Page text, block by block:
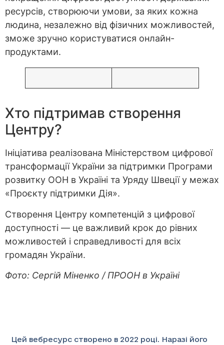
ресурсів, створюючи умови, за яких кожна
людина, незалежно від фізичних можливостей,
зможе зручно користуватися онлайн-
продуктами.
Хто підтримав створення
Центру?
Ініціатива реалізована Міністерством цифрової
трансформації України за підтримки Програми
розвитку ООН в Україні та Уряду Швеції у межах
«Проєкту підтримки Дія».
Створення Центру компетенцій з цифрової
доступності — це важливий крок до рівних
можливостей і справедливості для всіх
громадян України.
Фото: Сергій Міненко / ПРООН в Україні
Цей вебресурс створено в 2022 році. Наразі його